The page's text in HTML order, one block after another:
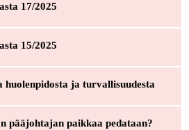
17/2025
15/2025
ja turvallisuudesta
pääjohtajan paikkaa pedataan?